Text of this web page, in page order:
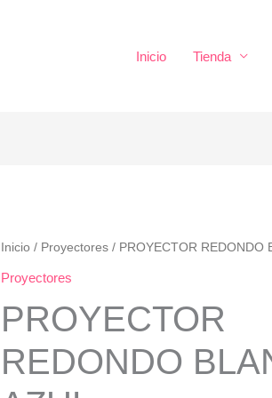
Inicio Tienda
Inicio / Proyectores / PROYECTOR REDONDO
Proyectores
PROYECTOR
REDONDO
PROYECTOR
REDONDO
AZUL